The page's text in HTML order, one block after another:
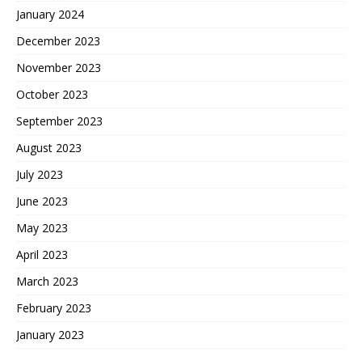
January 2024
December 2023
November 2023
October 2023
September 2023
August 2023
July 2023
June 2023
May 2023
April 2023
March 2023
February 2023
January 2023